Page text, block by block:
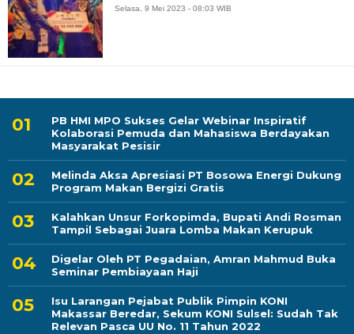
PB HMI MPO Sukses Gelar Webinar Inspiratif
Kolaborasi Pemuda dan Mahasiswa Berdayakan
Masyarakat Pesisir
Melinda Aksa Apresiasi PT Bosowa Energi Dukung
Program Makan Bergizi Gratis
Kalahkan Unsur Forkopimda, Bupati Andi Rosman
Tampil Sebagai Juara Lomba Makan Kerupuk
Digelar Oleh PT Pegadaian, Amran Mahmud Buka
Seminar Pembiayaan Haji
Isu Larangan Pejabat Publik Pimpin KONI
Makassar Beredar, Sekum KONI Sulsel: Sudah Tak
Relevan Pasca UU No. 11 Tahun 2022
Selasa, 9 Mei 2023 - 08:03 WIB